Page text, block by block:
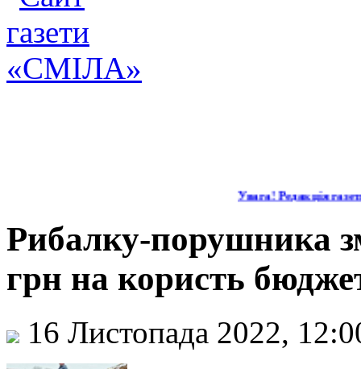
Увага! Редакція
Рибалку-порушника
грн на користь
16 Листопада 2022,